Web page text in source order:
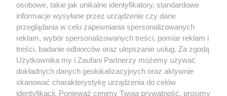
Cukiniowy placek
pieczony
3.8k 33 12
Mari
Cukiniowe placuszki z
platkami owsianymi
23.1k
Mari
osobowe, takie jak unikalne identyfikatory, standardowe
informacje wysyłane przez urządzenie czy dane
przeglądania w celu zapewniania spersonalizowanych
reklam, wybór spersonalizowanych treści, pomiar reklam i
treści, badanie odbiorców oraz ulepszanie usług. Za zgodą
Użytkownika my i Zaufani Partnerzy możemy używać
dokładnych danych geolokalizacyjnych oraz aktywnie
skanować charakterystykę urządzenia do celów
identyfikacji. Ponieważ cenimy Twoją prywatność, prosimy